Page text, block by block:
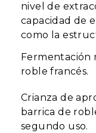
nivel de
capacidad de
como la
Fermentación
roble francés.
Crianza de
barrica de
segundo uso.